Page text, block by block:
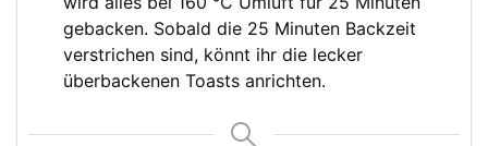
gebacken. Sobald die 25 Minuten Backzeit
verstrichen sind, könnt ihr die lecker
überbackenen Toasts anrichten.